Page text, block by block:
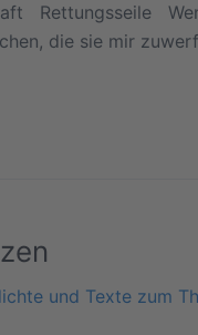
Rettungsseile
die sie mir
und Texte zum